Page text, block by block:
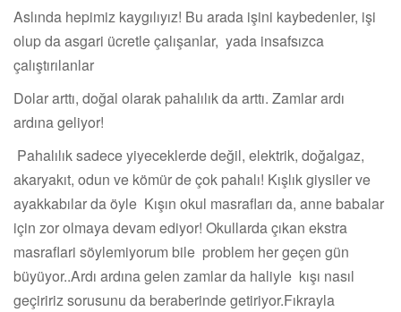
Aslında hepimiz kaygılıyız! Bu arada işini kaybedenler, işi
olup da asgari ücretle çalışanlar, yada insafsızca
çalıştırılanlar
Dolar arttı, doğal olarak pahalılık da arttı. Zamlar ardı
ardına geliyor!
Pahalılık sadece yiyeceklerde değil, elektrik, doğalgaz,
akaryakıt, odun ve kömür de çok pahalı! Kışlık giysiler ve
ayakkabılar da öyle Kışın okul masrafları da, anne babalar
için zor olmaya devam ediyor! Okullarda çıkan ekstra
masraflari söylemiyorum bile problem her geçen gün
büyüyor..Ardı ardına gelen zamlar da haliyle kışı nasıl
geçiririz sorusunu da beraberinde getiriyor.Fıkrayla